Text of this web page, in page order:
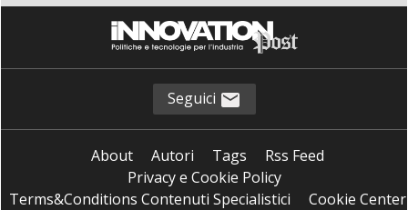
Seguici
About Autori Tags
Rss Feed
Privacy e Cookie Policy
Terms&Conditions Contenuti Specialistici
Cookie Center